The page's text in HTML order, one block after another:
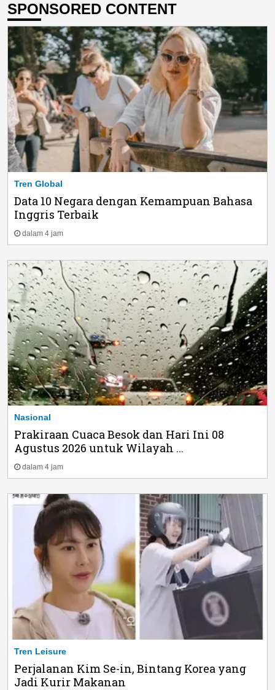
SPONSORED CONTENT
Tren Global
Data 10 Negara dengan Kemampuan Bahasa
Inggris Terbaik
dalam 4 jam
Nasional
Prakiraan Cuaca Besok dan Hari Ini 08
Agustus 2026 untuk Wilayah ...
dalam 4 jam
Tren Leisure
Perjalanan Kim Se-in, Bintang Korea yang
Jadi Kurir Makanan